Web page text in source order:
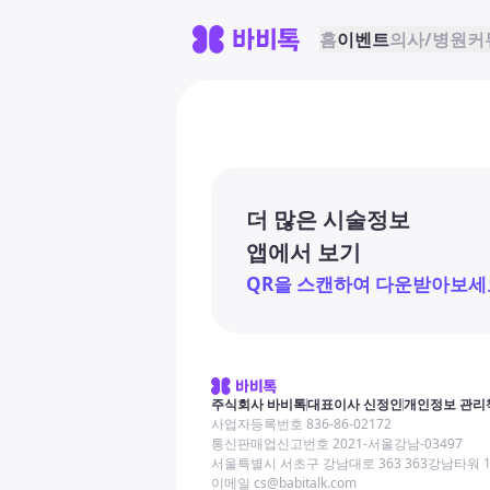
홈이벤트의사/병원커
더 많은 시술정보
앱에서 보기
QR을 스캔하여 다운받아보세
주식회사 바비톡대표이사 신정인개인정보 관리
사업자등록번호 836-86-02172
통신판매업신고번호 2021-서울강남-03497
서울특별시 서초구 강남대로 363 363강남타워
이메일 cs@babitalk.com